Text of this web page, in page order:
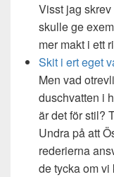
Visst jag
skulle ge
mer makt i ett
Skit i ert eget
Men vad
duschvatten i
är det för stil?
Undra på att
rederierna
de tycka om